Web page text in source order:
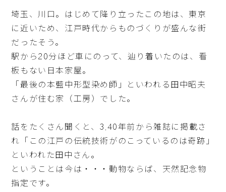
埼玉、川口。はじめて降り立ったこの地は、東京
に近いため、江戸時代からものづくりが盛んな街
だったそう。
駅から20分ほど車にのって、辿り着いたのは、看
板もない日本家屋。
「最後の本藍中形型染め師」といわれる田中昭夫
さんが住む家（工房）でした。
話をたくさん聞くと、3,40年前から雑誌に掲載さ
れ「この江戸の伝統技術がのこっているのは奇跡」
といわれた田中さん。
ということは今は・・・動物ならば、天然記念物
指定です。